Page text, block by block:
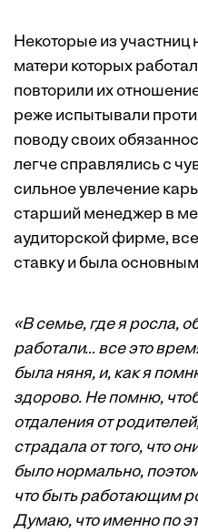
Некоторые из
матери которых
повторили их
реже испытывали
поводу своих
легче справлялись с
сильное увлечение
старший менеджер в
аудиторской фирме,
ставку и была
«В семье, где я росла,
работали… все это
была няня, и, как я
здорово. Не помню,
отдаления от
страдала от того, что
было нормально,
что быть работающим
Думаю, что именно по